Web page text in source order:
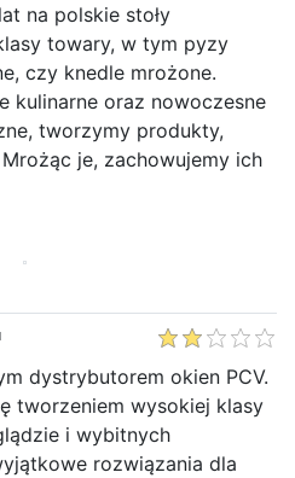
na polskie stoły
towary, w tym pyzy
czy knedle mrożone.
kulinarne oraz nowoczesne
tworzymy produkty,
je, zachowujemy ich
dystrybutorem okien PCV.
tworzeniem wysokiej klasy
i wybitnych
rozwiązania dla